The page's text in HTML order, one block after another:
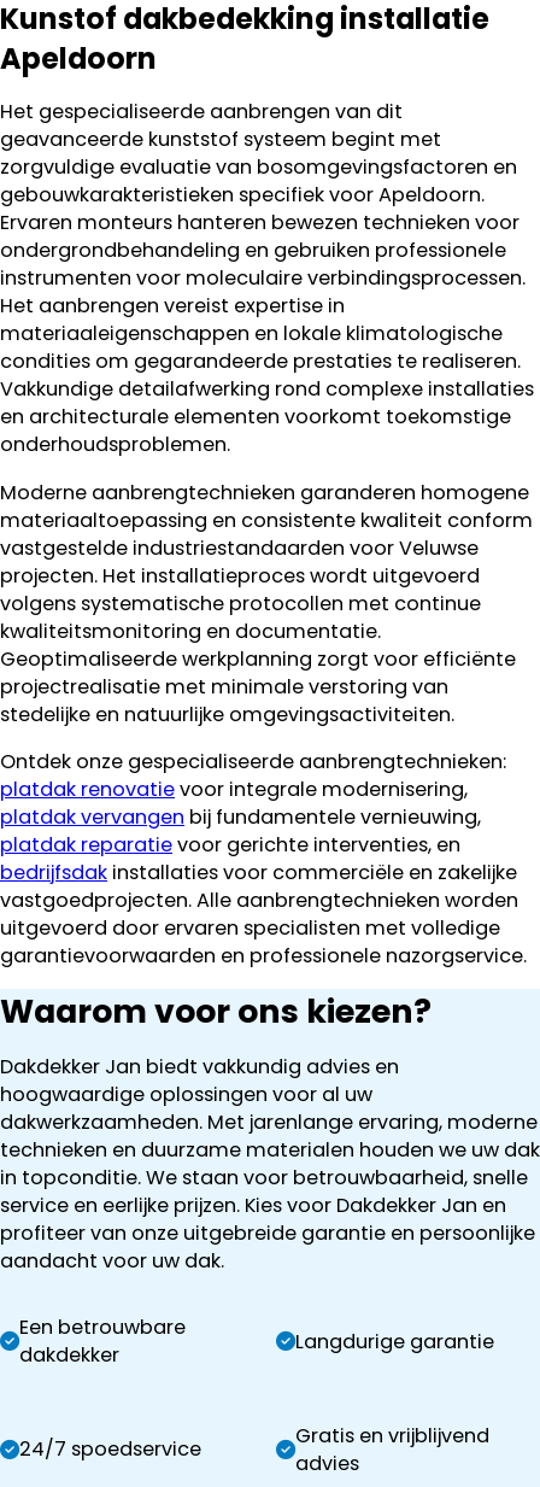
Kunstof dakbedekking installatie
Apeldoorn
Het gespecialiseerde aanbrengen van dit
geavanceerde kunststof systeem begint met
zorgvuldige evaluatie van bosomgevingsfactoren en
gebouwkarakteristieken specifiek voor Apeldoorn.
Ervaren monteurs hanteren bewezen technieken voor
ondergrondbehandeling en gebruiken professionele
instrumenten voor moleculaire verbindingsprocessen.
Het aanbrengen vereist expertise in
materiaaleigenschappen en lokale klimatologische
condities om gegarandeerde prestaties te realiseren.
Vakkundige detailafwerking rond complexe installaties
en architecturale elementen voorkomt toekomstige
onderhoudsproblemen.
Moderne aanbrengtechnieken garanderen homogene
materiaaltoepassing en consistente kwaliteit conform
vastgestelde industriestandaarden voor Veluwse
projecten. Het installatieproces wordt uitgevoerd
volgens systematische protocollen met continue
kwaliteitsmonitoring en documentatie.
Geoptimaliseerde werkplanning zorgt voor efficiënte
projectrealisatie met minimale verstoring van
stedelijke en natuurlijke omgevingsactiviteiten.
Ontdek onze gespecialiseerde aanbrengtechnieken:
platdak renovatievoor integrale modernisering,
platdak vervangen bij fundamentele vernieuwing,
platdak reparatievoor gerichte interventies, en
bedrijfsdak installaties voor commerciële en zakelijke
vastgoedprojecten. Alle aanbrengtechnieken worden
uitgevoerd door ervaren specialisten met volledige
garantievoorwaarden en professionele nazorgservice.
Waarom voor ons kiezen?
Dakdekker Jan biedt vakkundig advies en
hoogwaardige oplossingen voor al uw
dakwerkzaamheden. Met jarenlange ervaring, moderne
technieken en duurzame materialen houden we uw dak
in topconditie. We staan voor betrouwbaarheid, snelle
service en eerlijke prijzen. Kies voor Dakdekker Jan en
profiteer van onze uitgebreide garantie en persoonlijke
aandacht voor uw dak.
Een betrouwbare
dakdekker
Langdurige garantie
24/7 spoedservice
Gratis en vrijblijvend
advies